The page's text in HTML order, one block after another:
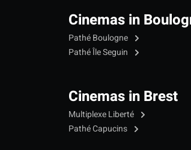
Cinemas in
Pathé Boulogne
Pathé Île Seguin
Cinemas in Brest
Multiplexe Liberté
Pathé Capucins